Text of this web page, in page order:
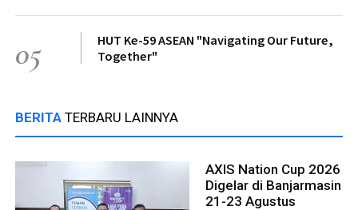
05
HUT Ke-59 ASEAN "Navigating Our Future,
Together"
BERITA TERBARU LAINNYA
AXIS Nation Cup 2026
Digelar di Banjarmasin
21-23 Agustus